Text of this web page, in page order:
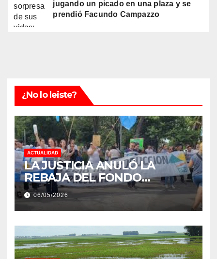
jugando un picado en una plaza y se
prendió Facundo Campazzo
¿No lo leiste?
ACTUALIDAD
LA JUSTICIA ANULÓ LA
REBAJA DEL FONDO
ESTÍMULO A EMPLEADOS DE
PRODUCCIÓN DE LA
PROVINCIA DEL CHACO
06/05/2026